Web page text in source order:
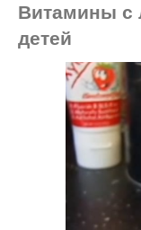
Витамины с
детей